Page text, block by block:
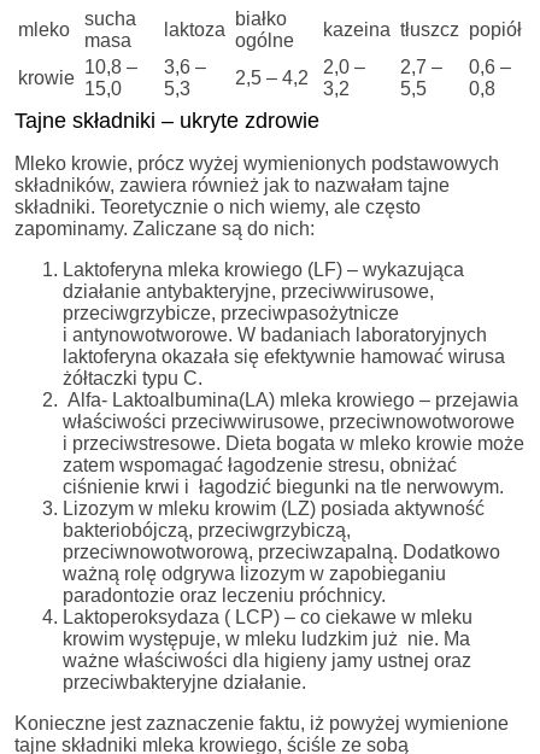
mleko
sucha
masa
laktoza
białko
ogólne
kazeina tłuszcz popiół
krowie
10,8 –
15,0
3,6 –
5,3
2,5 – 4,2
2,0 –
3,2
2,7 –
5,5
0,6 –
0,8
Tajne składniki – ukryte zdrowie
Mleko krowie, prócz wyżej wymienionych podstawowych
składników, zawiera również jak to nazwałam tajne
składniki. Teoretycznie o nich wiemy, ale często
zapominamy. Zaliczane są do nich:
Laktoferyna mleka krowiego (LF) – wykazująca
działanie antybakteryjne, przeciwwirusowe,
przeciwgrzybicze, przeciwpasożytnicze
i antynowotworowe. W badaniach laboratoryjnych
laktoferyna okazała się efektywnie hamować wirusa
żółtaczki typu C.
Alfa- Laktoalbumina(LA) mleka krowiego – przejawia
właściwości przeciwwirusowe, przeciwnowotworowe
i przeciwstresowe. Dieta bogata w mleko krowie może
zatem wspomagać łagodzenie stresu, obniżać
ciśnienie krwi i łagodzić biegunki na tle nerwowym.
Lizozym w mleku krowim (LZ) posiada aktywność
bakteriobójczą, przeciwgrzybiczą,
przeciwnowotworową, przeciwzapalną. Dodatkowo
ważną rolę odgrywa lizozym w zapobieganiu
paradontozie oraz leczeniu próchnicy.
Laktoperoksydaza ( LCP) – co ciekawe w mleku
krowim występuje, w mleku ludzkim już nie. Ma
ważne właściwości dla higieny jamy ustnej oraz
przeciwbakteryjne działanie.
Konieczne jest zaznaczenie faktu, iż powyżej wymienione
tajne składniki mleka krowiego, ściśle ze sobą